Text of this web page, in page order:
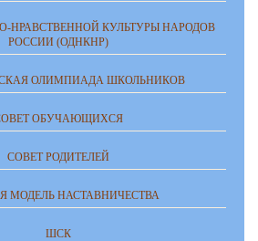
НРАВСТВЕННОЙ КУЛЬТУРЫ НАРОДОВ
РОССИИ (ОДНКНР)
ОЛИМПИАДА ШКОЛЬНИКОВ
ОБУЧАЮЩИХСЯ
СОВЕТ РОДИТЕЛЕЙ
МОДЕЛЬ НАСТАВНИЧЕСТВА
ШСК